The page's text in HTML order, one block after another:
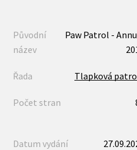
Původní
název
Paw Patrol -
Řada Tlapková
Počet stran
Datum vydání